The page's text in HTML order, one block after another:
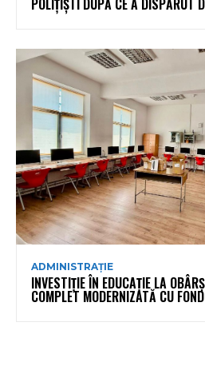
POLIȚIȘTI DUPĂ CE A DISPĂRUT
ADMINISTRAȚIE
INVESTIȚIE ÎN EDUCAȚIE LA
COMPLET MODERNIZATĂ CU